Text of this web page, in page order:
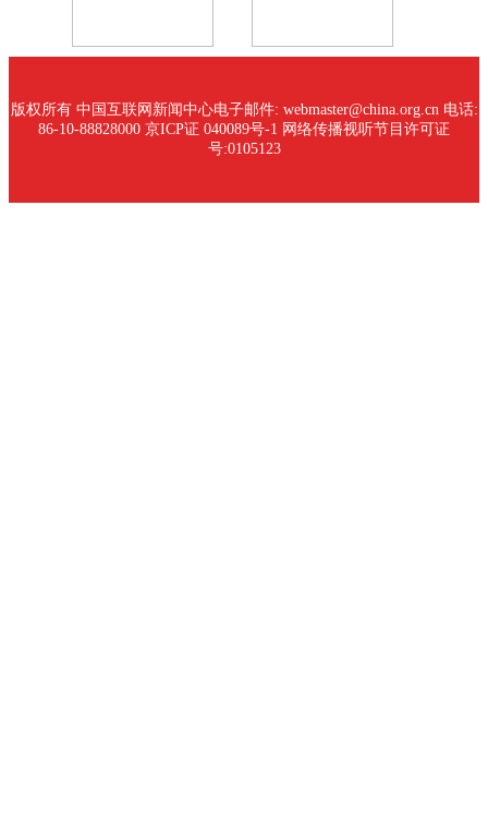
版权所有 中国互联网新闻中心电子邮件: webmaster@china.org.cn 电话:
86-10-88828000 京ICP证 040089号-1 网络传播视听节目许可证
号:0105123